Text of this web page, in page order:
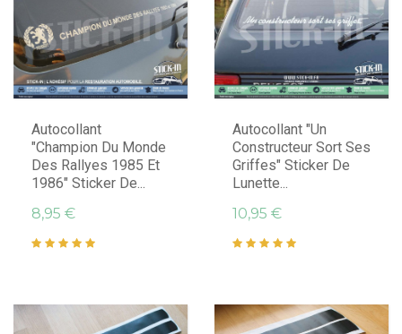
Autocollant
"Champion Du Monde
Des Rallyes 1985 Et
1986" Sticker De...
8,95 €
Autocollant "Un
Constructeur Sort Ses
Griffes" Sticker De
Lunette...
10,95 €